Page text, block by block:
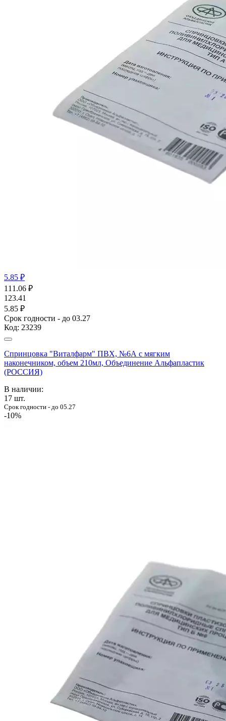
5.85 ₽
111.06 ₽
123.41
5.85 ₽
Срок годности - до 03.27
Код: 23239
Спринцовка "Виталфарм" ПВХ, №6А с мягким
наконечником, объем 210мл, Объединение Альфапластик
(РОССИЯ)
В наличии:
17 шт.
Срок годности - до 05.27
-10%